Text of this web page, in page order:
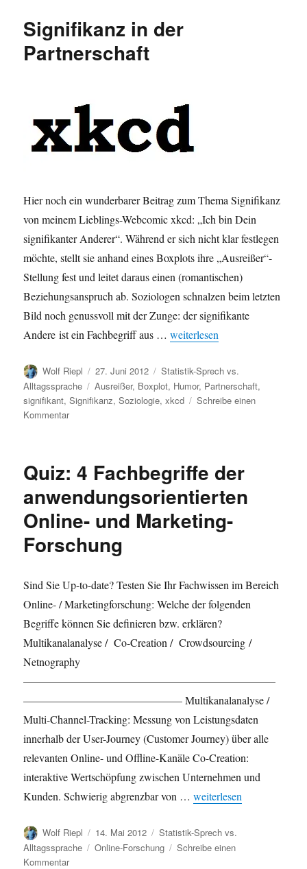
Signifikanz in der
Partnerschaft
Hier noch ein wunderbarer Beitrag zum Thema Signifikanz
von meinem Lieblings-Webcomic xkcd: „Ich bin Dein
signifikanter Anderer“. Während er sich nicht klar festlegen
möchte, stellt sie anhand eines Boxplots ihre „Ausreißer“-
Stellung fest und leitet daraus einen (romantischen)
Beziehungsanspruch ab. Soziologen schnalzen beim letzten
Bild noch genussvoll mit der Zunge: der signifikante
Andere ist ein Fachbegriff aus …„Signifikanz in der
weiterlesen
Autor
Wolf Riepl
Veröffentlicht
am
27. Juni 2012 Kategorien
Statistik-Sprech vs.
Alltagssprache
Schlagwörter
Ausreißer, Boxplot, Humor, Partnerschaft,
signifikant,Signifikanz,Soziologie,xkcd
Schreibe einen
Kommentarzu
Partnerschaft
Quiz: 4 Fachbegriffe der
anwendungsorientierten
Online- und Marketing-
Forschung
Sind Sie Up-to-date? Testen Sie Ihr Fachwissen im Bereich
Online- / Marketingforschung: Welche der folgenden
Begriffe können Sie definieren bzw. erklären?
Multikanalanalyse / Co-Creation / Crowdsourcing /
Netnography
———————————————————————
——————————————– Multikanalanalyse /
Multi-Channel-Tracking: Messung von Leistungsdaten
innerhalb der User-Journey (Customer Journey) über alle
relevanten Online- und Offline-Kanäle Co-Creation:
interaktive Wertschöpfung zwischen Unternehmen und
Kunden. Schwierig abgrenzbar von …„Quiz: 4 Fachbegriffe
weiterlesen
Autor
Wolf Riepl
Veröffentlicht
am
14. Mai 2012 Kategorien
Statistik-Sprech vs.
Alltagssprache
Schlagwörter
Online-Forschung
Schreibe einen
Kommentarzu